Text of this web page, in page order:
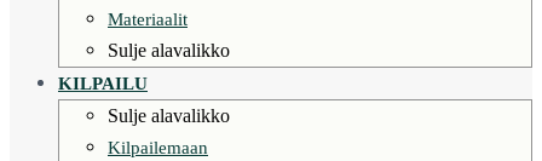
Materiaalit
Sulje alavalikko
KILPAILU
Sulje alavalikko
Kilpailemaan